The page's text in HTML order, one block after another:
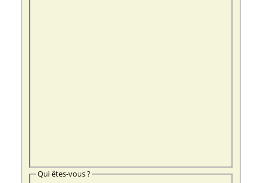
Qui êtes-vous ?